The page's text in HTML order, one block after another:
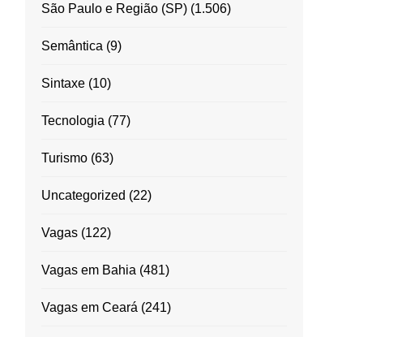
São Paulo e Região (SP)(1.506)
Semântica (9)
Sintaxe(10)
Tecnologia (77)
Turismo(63)
Uncategorized (22)
Vagas(122)
Vagas em Bahia (481)
Vagas em Ceará (241)